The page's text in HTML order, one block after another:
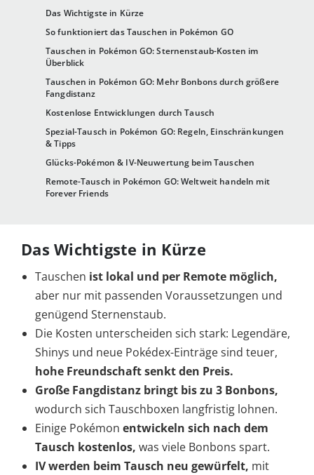
Das Wichtigste in Kürze
So funktioniert das Tauschen in Pokémon GO
Tauschen in Pokémon GO: Sternenstaub-Kosten im
Überblick
Tauschen in Pokémon GO: Mehr Bonbons durch größere
Fangdistanz
Kostenlose Entwicklungen durch Tausch
Spezial-Tausch in Pokémon GO: Regeln, Einschränkungen
& Tipps
Glücks-Pokémon & IV-Neuwertung beim Tauschen
Remote-Tausch in Pokémon GO: Weltweit handeln mit
Forever Friends
Das Wichtigste in Kürze
Tauschen ist lokal und per Remote möglich,
aber nur mit passenden Voraussetzungen und
genügend Sternenstaub.
Die Kosten unterscheiden sich stark: Legendäre,
Shinys und neue Pokédex-Einträge sind teuer,
hohe Freundschaft senkt den Preis.
Große Fangdistanz bringt bis zu 3 Bonbons,
wodurch sich Tauschboxen langfristig lohnen.
Einige Pokémon entwickeln sich nach dem
Tausch kostenlos, was viele Bonbons spart.
IV werden beim Tausch neu gewürfelt, mit